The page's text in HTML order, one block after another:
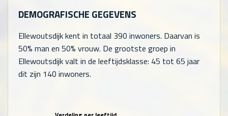
DEMOGRAFISCHE GEGEVENS
Ellewoutsdijk kent in totaal 390 inwoners. Daarvan is
50% man en 50% vrouw. De grootste groep in
Ellewoutsdijk valt in de leeftijdsklasse: 45 tot 65 jaar
dit zijn 140 inwoners.